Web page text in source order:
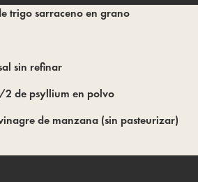
trigo sarraceno en grano
sin refinar
2 de psyllium en polvo
de manzana (sin pasteurizar)